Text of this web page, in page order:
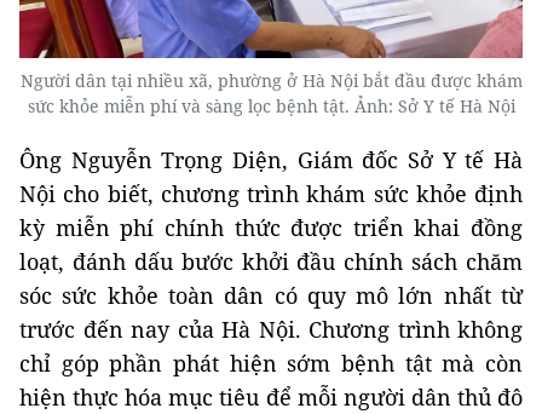
Người dân tại nhiều xã, phường ở Hà Nội bắt đầu được khám
sức khỏe miễn phí và sàng lọc bệnh tật. Ảnh: Sở Y tế Hà Nội
Ông Nguyễn Trọng Diện, Giám đốc Sở Y tế Hà
Nội cho biết, chương trình khám sức khỏe định
kỳ miễn phí chính thức được triển khai đồng
loạt, đánh dấu bước khởi đầu chính sách chăm
sóc sức khỏe toàn dân có quy mô lớn nhất từ
trước đến nay của Hà Nội. Chương trình không
chỉ góp phần phát hiện sớm bệnh tật mà còn
hiện thực hóa mục tiêu để mỗi người dân thủ đô